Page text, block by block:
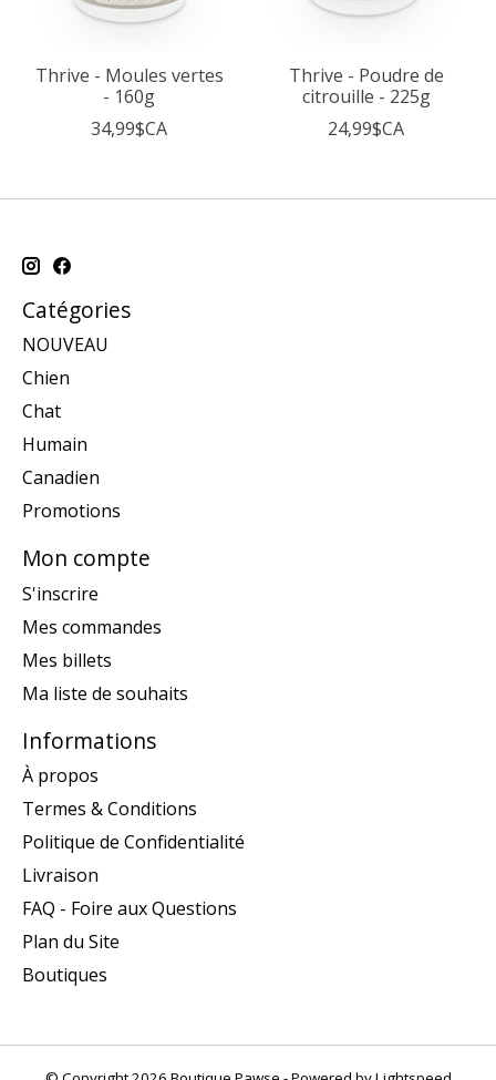
Thrive - Moules vertes
- 160g
34,99$CA
Thrive - Poudre de
citrouille - 225g
24,99$CA
Catégories
NOUVEAU
Chien
Chat
Humain
Canadien
Promotions
Mon compte
S'inscrire
Mes commandes
Mes billets
Ma liste de souhaits
Informations
À propos
Termes & Conditions
Politique de Confidentialité
Livraison
FAQ - Foire aux Questions
Plan du Site
Boutiques